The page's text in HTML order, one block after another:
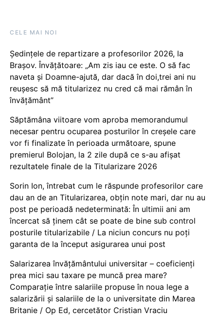
CELE MAI NOI
Ședințele de repartizare a profesorilor 2026, la
Brașov. Învățătoare: „Am zis iau ce este. O să fac
naveta și Doamne-ajută, dar dacă în doi,trei ani nu
reușesc să mă titularizez nu cred că mai rămân în
învățământ”
Săptămâna viitoare vom aproba memorandumul
necesar pentru ocuparea posturilor în creșele care
vor fi finalizate în perioada următoare, spune
premierul Bolojan, la 2 zile după ce s-au afișat
rezultatele finale de la Titularizare 2026
Sorin Ion, întrebat cum le răspunde profesorilor care
dau an de an Titularizarea, obțin note mari, dar nu au
post pe perioadă nedeterminată: În ultimii ani am
încercat să ținem cât se poate de bine sub control
posturile titularizabile / La niciun concurs nu poți
garanta de la început asigurarea unui post
Salarizarea învățământului universitar – coeficienți
prea mici sau taxare pe muncă prea mare?
Comparație între salariile propuse în noua lege a
salarizării și salariile de la o universitate din Marea
Britanie / Op Ed, cercetător Cristian Vraciu